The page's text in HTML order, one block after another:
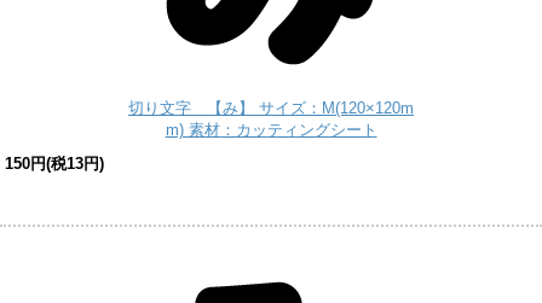
切り文字 【み】 サイズ：M(120×120m
m) 素材：カッティングシート
150円(税13円)